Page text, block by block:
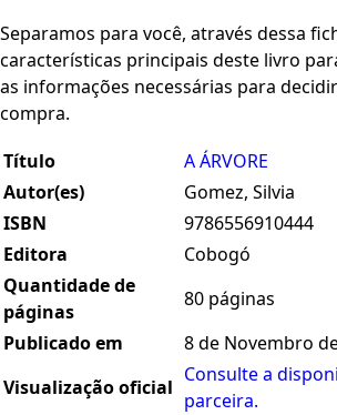
Separamos para você, através dessa
características principais deste livro
as informações necessárias para
compra.
Título
A ÁRVORE
Autor(es)
Gomez, Silvia
ISBN
9786556910444
Editora
Cobogó
Quantidade de
páginas
80 páginas
Publicado em
8 de Novembro
Visualização oficial
Consulte a
parceira.